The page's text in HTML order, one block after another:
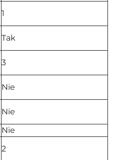
1
Tak
3
Nie
Nie
Nie
2